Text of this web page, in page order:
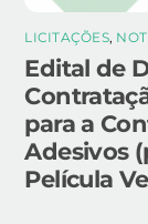
LICITAÇÕES,
Edital de
para a
Adesivos
Película